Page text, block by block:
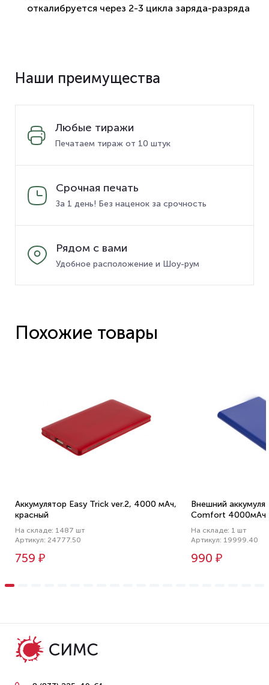
откалибруется через 2-3 цикла заряда-разряда
Наши преимущества
Любые тиражи
Печатаем тираж от 10 штук
Срочная печать
За 1 день! Без наценок за срочность
Рядом с вами
Удобное расположение и Шоу-рум
Похожие товары
Аккумулятор Easy Trick ver.2, 4000 мАч,
красный
На складе: 1487 шт
Артикул: 24777.50
759 ₽
Внешний
Comfort 4000мАч,
На складе: 1 шт
Артикул: 19999.40
990 ₽